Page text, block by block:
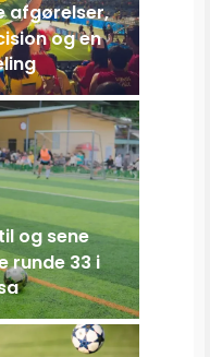
afgørelser,
og en
og sene
runde 33 i